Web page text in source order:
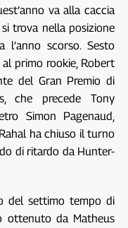
va alla caccia
trova nella posizione
l’anno scorso. Sesto
primo rookie, Robert
del Gran Premio di
che precede Tony
Simon Pagenaud,
ha chiuso il turno
di ritardo da Hunter-
del settimo tempo di
ottenuto da Matheus